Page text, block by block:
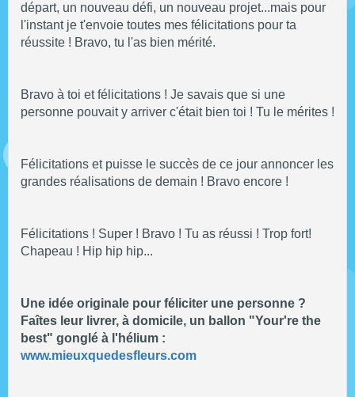
départ, un nouveau défi, un nouveau projet...mais pour
l'instant je t'envoie toutes mes félicitations pour ta
réussite ! Bravo, tu l'as bien mérité.
Bravo à toi et félicitations ! Je savais que si une
personne pouvait y arriver c'était bien toi ! Tu le mérites !
Félicitations et puisse le succès de ce jour annoncer les
grandes réalisations de demain ! Bravo encore !
Félicitations ! Super ! Bravo ! Tu as réussi ! Trop fort!
Chapeau ! Hip hip hip...
Une idée originale pour féliciter une personne ?
Faîtes leur livrer, à domicile, un ballon "Your're the
best" gonglé à l'hélium :
www.mieuxquedesfleurs.com